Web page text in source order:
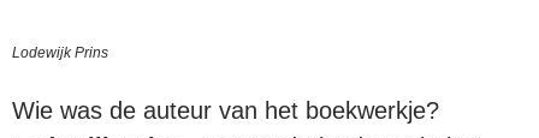
Lodewijk Prins
Wie was de auteur van het boekwerkje?